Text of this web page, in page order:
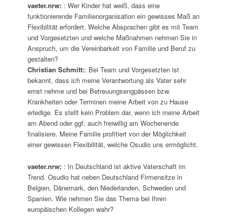
vaeter.nrw: : Wer Kinder hat weiß, dass eine
funktionierende Familienorganisation ein gewisses Maß an
Flexibilität erfordert. Welche Absprachen gibt es mit Team
und Vorgesetzten und welche Maßnahmen nehmen Sie in
Anspruch, um die Vereinbarkeit von Familie und Beruf zu
gestalten?
Christian Schmitt:: Bei Team und Vorgesetzten ist
bekannt, dass ich meine Verantwortung als Vater sehr
ernst nehme und bei Betreuungsengpässen bzw.
Krankheiten oder Terminen meine Arbeit von zu Hause
erledige. Es stellt kein Problem dar, wenn ich meine Arbeit
am Abend oder ggf. auch freiwillig am Wochenende
finalisiere. Meine Familie profitiert von der Möglichkeit
einer gewissen Flexibilität, welche Osudio uns ermöglicht.
vaeter.nrw: : In Deutschland ist aktive Vaterschaft im
Trend. Osudio hat neben Deutschland Firmensitze in
Belgien, Dänemark, den Niederlanden, Schweden und
Spanien. Wie nehmen Sie das Thema bei Ihren
europäischen Kollegen wahr?